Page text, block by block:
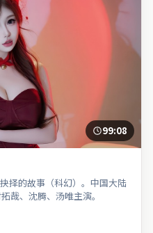
99:08
择的故事（科幻）。中国大陆
哉、沈腾、汤唯主演。